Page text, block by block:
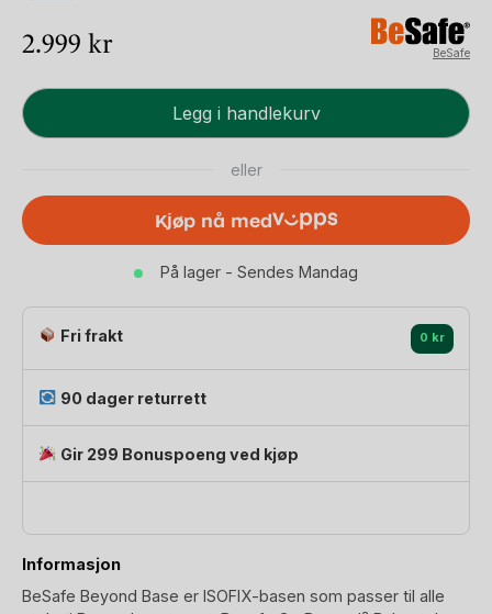
2.999 kr BeSafe
BeSafe
Beyond
-
Rotasjonsbase
til
alle
Beyond,
eller
Beyond
Legg i handlekurv
eller
Kjøp nå med
På lager - Sendes Mandag
Fri frakt 0 kr
90 dager returrett
Gir 299 Bonuspoeng ved kjøp
Informasjon
BeSafe Beyond Base er ISOFIX-basen som passer til alle